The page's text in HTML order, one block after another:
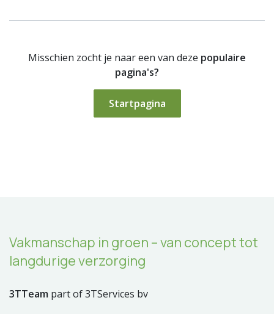
Misschien zocht je naar een van deze populaire
pagina's?
Startpagina
Vakmanschap in groen – van concept tot
langdurige verzorging
3TTeam part of 3TServices bv